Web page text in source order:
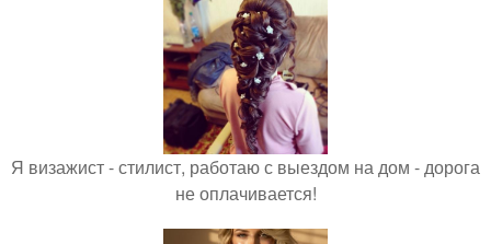
Я визажист - стилист, работаю с выездом на дом - дорога
не оплачивается!